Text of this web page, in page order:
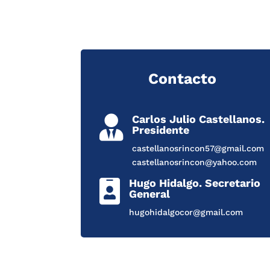
Contacto

Carlos Julio Castellanos.
Presidente
castellanosrincon57@gmail.com
castellanosrincon@yahoo.com

Hugo Hidalgo. Secretario
General
hugohidalgocor@gmail.com